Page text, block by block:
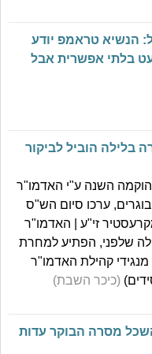
הנשיא טראמפ יודע
בלתי אפשרית אבל
הוביל לביקור
שהוקמה השנה ע"י האדמו"ר
ערכו סיום הש"ס
זי"ע | האדמו"ר
שלפני, הפתיע למחרת
קהילת האדמו"ר
(כיכר השבת)
מסרה הבוקר עדות